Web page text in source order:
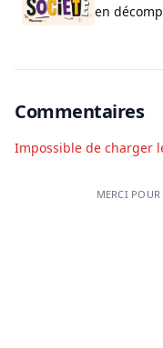
en
Commentaires
Impossible de charger
MERCI